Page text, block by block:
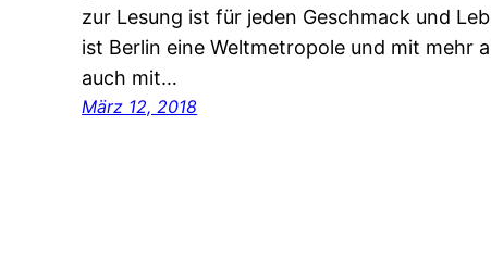
zur Lesung ist für jeden Geschmack und
ist Berlin eine Weltmetropole und mit mehr
auch mit…
März 12, 2018